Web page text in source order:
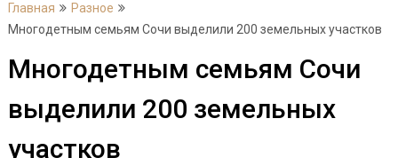
Главная
Разное
Многодетным семьям Сочи выделили 200 земельных участков
Многодетным семьям Сочи
выделили 200 земельных
участков